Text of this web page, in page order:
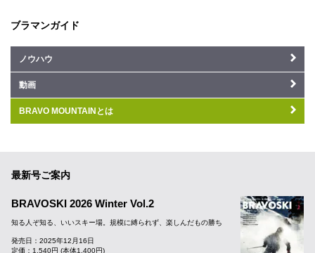
ブラマンガイド
ノウハウ
動画
BRAVO MOUNTAINとは
最新号ご案内
BRAVOSKI 2026 Winter Vol.2
知る人ぞ知る、いいスキー場。規模に縛られず、楽しんだもの勝ち
発売日：2025年12月16日
定価：1,540円 (本体1,400円)